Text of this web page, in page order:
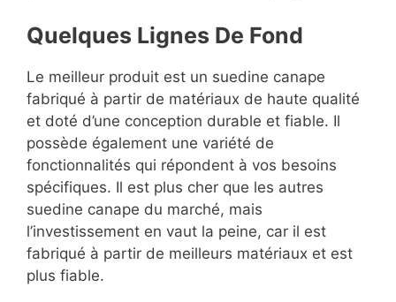
Quelques Lignes De Fond
Le meilleur produit est un suedine canape
fabriqué à partir de matériaux de haute qualité
et doté d’une conception durable et fiable. Il
possède également une variété de
fonctionnalités qui répondent à vos besoins
spécifiques. Il est plus cher que les autres
suedine canape du marché, mais
l’investissement en vaut la peine, car il est
fabriqué à partir de meilleurs matériaux et est
plus fiable.